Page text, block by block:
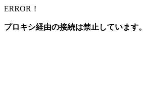
ERROR！
プロキシ経由の接続は禁止しています。